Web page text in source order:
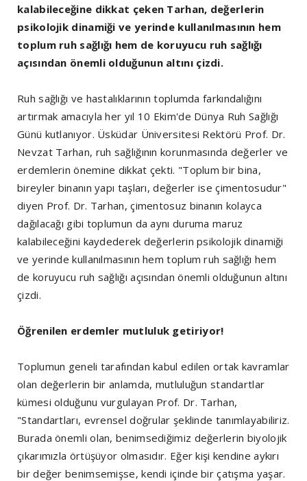
kalabileceğine dikkat çeken Tarhan, değerlerin
psikolojik dinamiği ve yerinde kullanılmasının hem
toplum ruh sağlığı hem de koruyucu ruh sağlığı
açısından önemli olduğunun altını çizdi.
Ruh sağlığı ve hastalıklarının toplumda farkındalığını
artırmak amacıyla her yıl 10 Ekim'de Dünya Ruh Sağlığı
Günü kutlanıyor. Üsküdar Üniversitesi Rektörü Prof. Dr.
Nevzat Tarhan, ruh sağlığının korunmasında değerler ve
erdemlerin önemine dikkat çekti. "Toplum bir bina,
bireyler binanın yapı taşları, değerler ise çimentosudur"
diyen Prof. Dr. Tarhan, çimentosuz binanın kolayca
dağılacağı gibi toplumun da aynı duruma maruz
kalabileceğini kaydederek değerlerin psikolojik dinamiği
ve yerinde kullanılmasının hem toplum ruh sağlığı hem
de koruyucu ruh sağlığı açısından önemli olduğunun altını
çizdi.
Öğrenilen erdemler mutluluk getiriyor!
Toplumun geneli tarafından kabul edilen ortak kavramlar
olan değerlerin bir anlamda, mutluluğun standartlar
kümesi olduğunu vurgulayan Prof. Dr. Tarhan,
"Standartları, evrensel doğrular şeklinde tanımlayabiliriz.
Burada önemli olan, benimsediğimiz değerlerin biyolojik
çıkarımızla örtüşüyor olmasıdır. Eğer kişi kendine aykırı
bir değer benimsemişse, kendi içinde bir çatışma yaşar.